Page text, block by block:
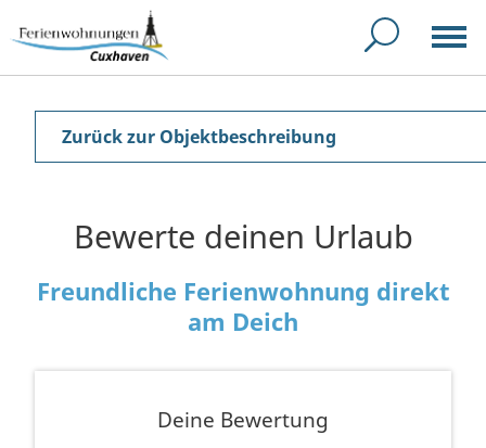
Zurück zur Objektbeschreibung
Bewerte deinen Urlaub
Freundliche Ferienwohnung direkt
am Deich
Deine Bewertung